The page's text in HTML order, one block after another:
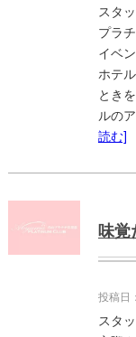
スタ
プラ
イベ
ホテ
とき
ルの
読む]
味覚
投稿日
スタ